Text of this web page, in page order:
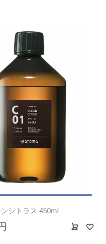
ブランチ・スティック専用オイル
ビューティ
ウッド
シトラス 450ml